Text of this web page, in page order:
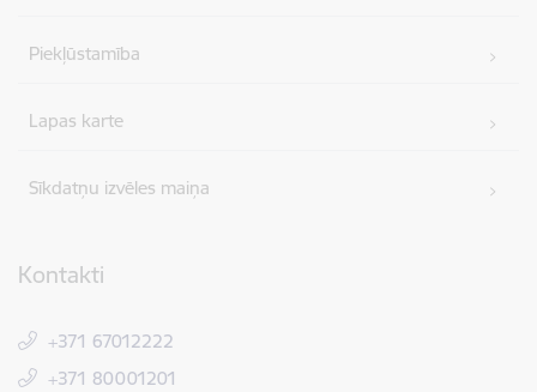
Piekļūstamība
Lapas karte
Sīkdatņu izvēles maiņa
Kontakti
+371 67012222
+371 80001201